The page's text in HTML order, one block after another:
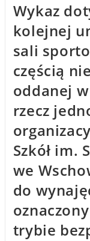
Wykaz
kolejnej
sali
częścią
oddanej
rzecz
Szkół im.
we
do
trybie